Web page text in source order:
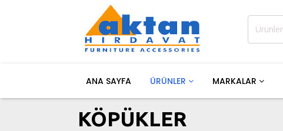
Ara:
ANA SAYFA ÜRÜNLER MARKALAR
KÖPÜKLER